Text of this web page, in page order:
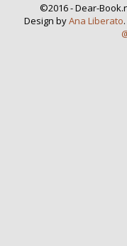
©2016 - Dear-
Design byAna Liberato